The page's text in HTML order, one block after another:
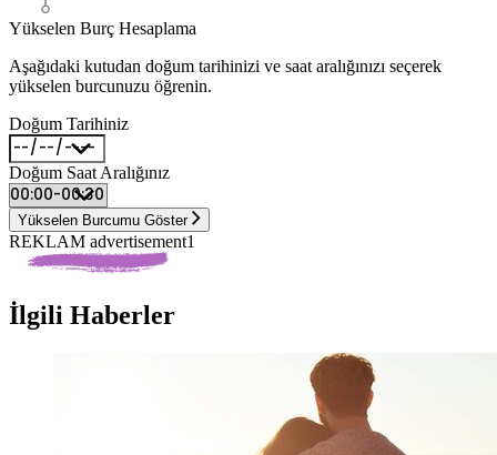
Yükselen Burç Hesaplama
Aşağıdaki kutudan doğum tarihinizi ve saat aralığınızı seçerek
yükselen burcunuzu öğrenin.
Doğum Tarihiniz
Doğum Saat Aralığınız
Yükselen Burcumu Göster
REKLAM advertisement1
İlgili Haberler